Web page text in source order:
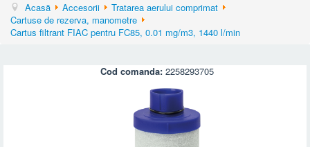
COMPRESOARE
ACCESORII
Acasă Accesorii
Tratarea aerului comprimat
Cartuse de rezerva, manometre
Cartus filtrant FIAC pentru FC85, 0.01 mg/m3, 1440 l/min
Cod comanda: 2258293705